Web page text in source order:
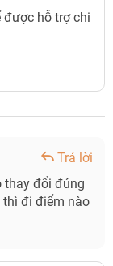
được hỗ trợ chi
Trả lời
thay đổi đúng
thì đi điểm nào